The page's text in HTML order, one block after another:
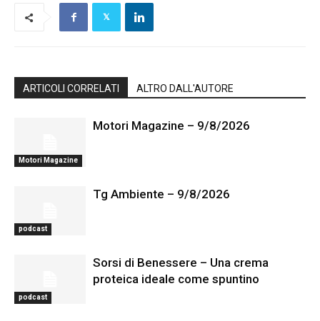
ARTICOLI CORRELATI ALTRO DALL'AUTORE
Motori Magazine
Motori Magazine – 9/8/2026
podcast
Tg Ambiente – 9/8/2026
podcast
Sorsi di Benessere – Una crema
proteica ideale come spuntino